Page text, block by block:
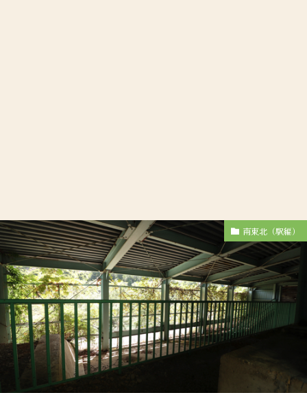
南東北（駅編）